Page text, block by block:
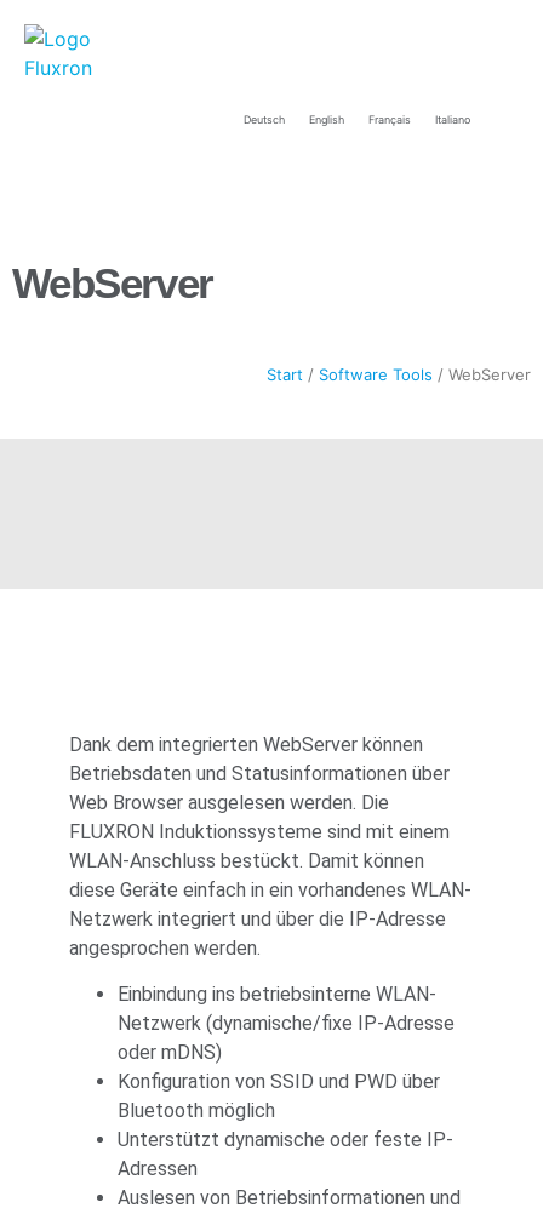
Deutsch English Français Italiano
WebServer
Start / Software Tools / WebServer
Dank dem integrierten WebServer können
Betriebsdaten und Statusinformationen über
Web Browser ausgelesen werden. Die
FLUXRON Induktionssysteme sind mit einem
WLAN-Anschluss bestückt. Damit können
diese Geräte einfach in ein vorhandenes WLAN-
Netzwerk integriert und über die IP-Adresse
angesprochen werden.
Einbindung ins betriebsinterne WLAN-
Netzwerk (dynamische/fixe IP-Adresse
oder mDNS)
Konfiguration von SSID und PWD über
Bluetooth möglich
Unterstützt dynamische oder feste IP-
Adressen
Auslesen von Betriebsinformationen und